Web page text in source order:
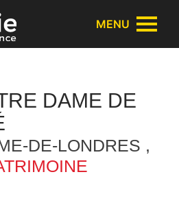
MENU
DAME DE
DE-LONDRES ,